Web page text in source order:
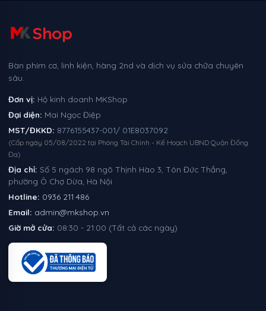
Shop
Bàn phím cơ, linh kiện, hàng 2nd và dịch vụ sửa chữa chuyên
sâu.
Đơn vị: Hộ kinh doanh MKShop
Đại diện: Mai Ngọc Điệp
MST/ĐKKD: 8776155437-001/ 01E8037092
(Cấp ngày 05/08/2022 tại Phòng Tài Chính - Kế Hoạch UBND Quận Đống
Đa)
Địa chỉ: Số 5 ngách 98 ngõ Thịnh Hào 3, Tôn Đức Thắng,
phường Ô Chợ Dừa, Hà Nội
Hotline: 0936 211 486
Email: admin@mkshop.vn
Giờ mở cửa: 08:30 - 21:00 (Tất cả các ngày)